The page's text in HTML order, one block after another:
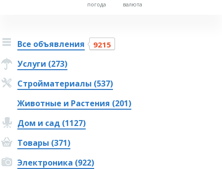
погода
EUR валюта
Все объявления 9215
Услуги (273)
Стройматериалы (537)
Животные и Растения (201)
Дом и сад (1127)
Товары (371)
Электроника (922)